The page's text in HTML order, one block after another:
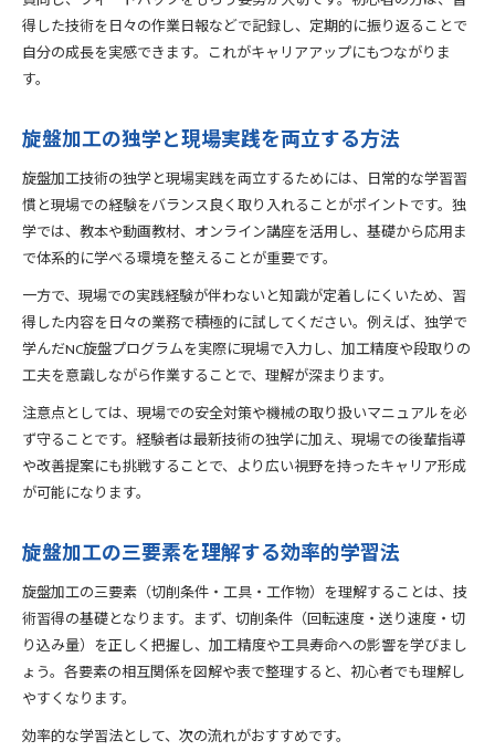
得した技術を日々の作業日報などで記録し、定期的に振り返ることで
自分の成長を実感できます。これがキャリアアップにもつながりま
す。
旋盤加工の独学と現場実践を両立する方法
旋盤加工技術の独学と現場実践を両立するためには、日常的な学習習
慣と現場での経験をバランス良く取り入れることがポイントです。独
学では、教本や動画教材、オンライン講座を活用し、基礎から応用ま
で体系的に学べる環境を整えることが重要です。
一方で、現場での実践経験が伴わないと知識が定着しにくいため、習
得した内容を日々の業務で積極的に試してください。例えば、独学で
学んだNC旋盤プログラムを実際に現場で入力し、加工精度や段取りの
工夫を意識しながら作業することで、理解が深まります。
注意点としては、現場での安全対策や機械の取り扱いマニュアルを必
ず守ることです。経験者は最新技術の独学に加え、現場での後輩指導
や改善提案にも挑戦することで、より広い視野を持ったキャリア形成
が可能になります。
旋盤加工の三要素を理解する効率的学習法
旋盤加工の三要素（切削条件・工具・工作物）を理解することは、技
術習得の基礎となります。まず、切削条件（回転速度・送り速度・切
り込み量）を正しく把握し、加工精度や工具寿命への影響を学びまし
ょう。各要素の相互関係を図解や表で整理すると、初心者でも理解し
やすくなります。
効率的な学習法として、次の流れがおすすめです。